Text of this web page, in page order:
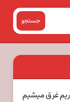
جستجو
غرق میشیم